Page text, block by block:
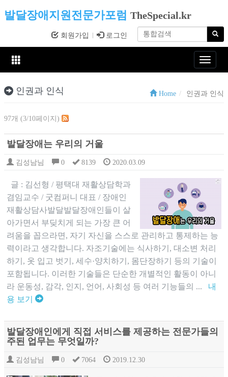
발달장애지원전문가포럼 TheSpecial.kr
회원가입 로그인
Toggle
인권과 인식 Home 인권과 인식
97개 (3/10페이지)
발달장애는 우리의 거울
김성남님 0 8139 2020.03.09
글 : 김선형 / 평택대 재활상담학과
겸임교수 / 굿컴퍼니 대표 / 장애인
재활상담사발달발달장애인들이 살
아가면서 부딪치게 되는 가장 큰 어
려움을 꼽으라면, 자기 자신을 스스로 관리하고 통제하는 능
력이라고 생각합니다. 자조기술에는 식사하기, 대소변 처리
하기, 옷 입고 벗기, 세수·양치하기, 몸단장하기 등의 기술이
포함됩니다. 이러한 기술들은 단순한 개별적인 활동이 아니
라 운동성, 감각, 인지, 언어, 사회성 등 여러 기능들의 ... 내
용 보기
발달장애인에게 직접 서비스를 제공하는 전문가들의
주된 업무는 무엇일까?
김성남님 0 7064 2019.12.30